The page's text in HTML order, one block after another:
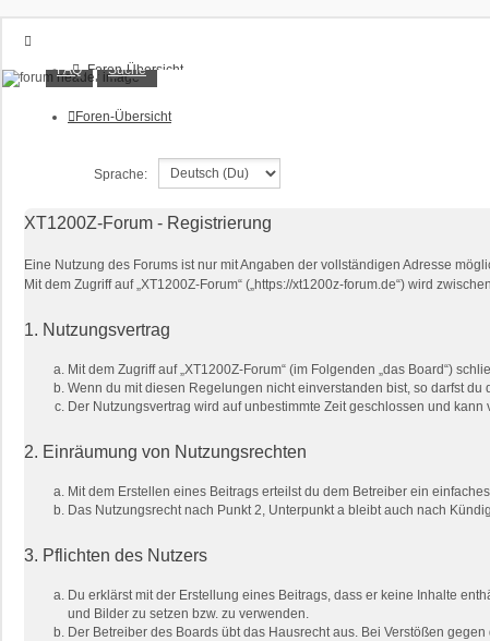
Foren-Übersicht
FAQ
Unbeantwortete Themen
Anmelden
XT1200Z-Forum
FAQ Suche
Foren-Übersicht
Sprache:
XT1200Z-Forum - Registrierung
Eine Nutzung des Forums ist nur mit Angaben der vollständigen Adresse
Mit dem Zugriff auf „XT1200Z-Forum“ („https://xt1200z-forum.de“) wird
1. Nutzungsvertrag
Mit dem Zugriff auf „XT1200Z-Forum“ (im Folgenden „das Board“)
Wenn du mit diesen Regelungen nicht einverstanden bist, so darfst
Der Nutzungsvertrag wird auf unbestimmte Zeit geschlossen und
2. Einräumung von Nutzungsrechten
Mit dem Erstellen eines Beitrags erteilst du dem Betreiber ein
Das Nutzungsrecht nach Punkt 2, Unterpunkt a bleibt auch nach
3. Pflichten des Nutzers
Du erklärst mit der Erstellung eines Beitrags, dass er keine Inhalte
und Bilder zu setzen bzw. zu verwenden.
Der Betreiber des Boards übt das Hausrecht aus. Bei Verstößen